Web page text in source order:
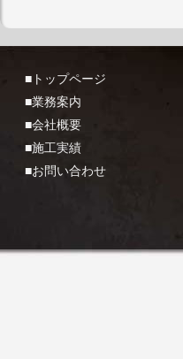
■トップページ
■業務案内
■会社概要
■施工実績
■お問い合わせ